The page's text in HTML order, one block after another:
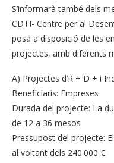
S’informarà també dels
CDTI- Centre per al
posa a disposició de les
projectes, amb diferents
A) Projectes d’R + D + i
Beneficiaris: Empreses
Durada del projecte: La
de 12 a 36 mesos
Pressupost del projecte:
al voltant dels 240.000 €